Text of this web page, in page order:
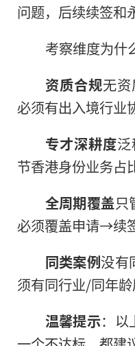
问题，后续续签和
考察维度为什
资质合规无
必须有出入境行业
专才深耕度
节香港身份业务
全周期覆盖只
必须覆盖申请→续
同类案例没有
须有同行业/同年
温馨提示：以